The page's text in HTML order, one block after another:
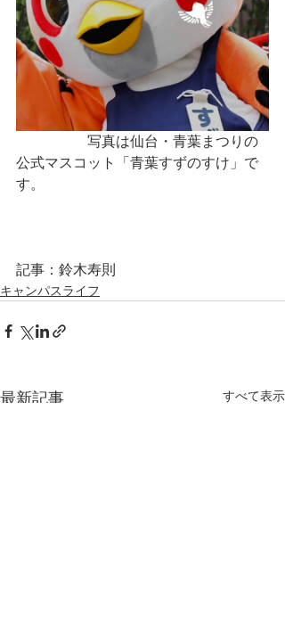
写真は仙台・青葉まつりの
公式マスコット「青葉すずのすけ」で
す。
記事：鈴木寿則
キャンパスライフ
最新記事 すべて表示